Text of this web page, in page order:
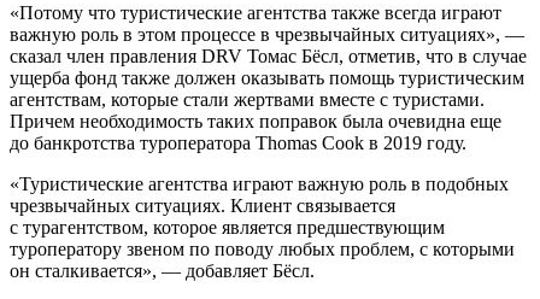
«Потому что туристические агентства также всегда играют
важную роль в этом процессе в чрезвычайных ситуациях», —
сказал член правления DRV Томас Бёсл, отметив, что в случае
ущерба фонд также должен оказывать помощь туристическим
агентствам, которые стали жертвами вместе с туристами.
Причем необходимость таких поправок была очевидна еще
до банкротства туроператора Thomas Cook в 2019 году.
«Туристические агентства играют важную роль в подобных
чрезвычайных ситуациях. Клиент связывается
с турагентством, которое является предшествующим
туроператору звеном по поводу любых проблем, с которыми
он сталкивается», — добавляет Бёсл.